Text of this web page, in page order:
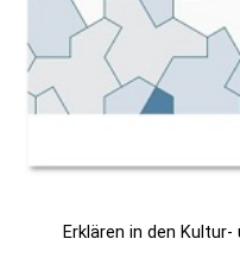
Erklären in den